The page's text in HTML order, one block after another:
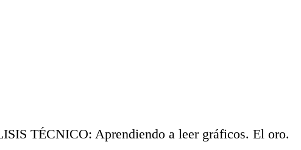
TÉCNICO: Aprendiendo a leer gráficos. El oro.